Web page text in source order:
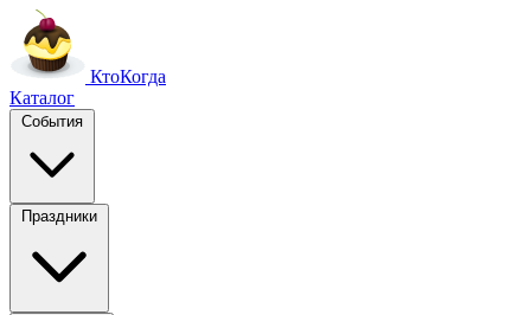
КтоКогда
Каталог
События
Праздники